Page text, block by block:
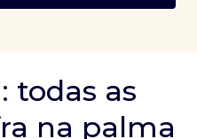
todas as
na palma